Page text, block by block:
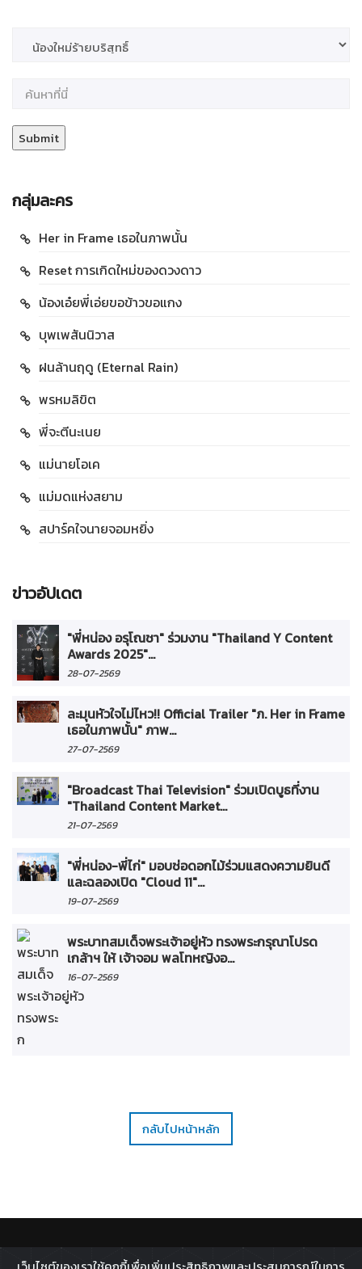
กลุ่มละคร
Her in Frame เธอในภาพนั้น
Reset การเกิดใหม่ของดวงดาว
น้องเอ๋ยพี่เอ่ยขอข้าวขอแกง
บุพเพสันนิวาส
ฝนล้านฤดู (Eternal Rain)
พรหมลิขิต
พี่จะตีนะเนย
แม่นายโอเค
แม่มดแห่งสยาม
สปาร์คใจนายจอมหยิ่ง
ข่าวอัปเดต
"พี่หน่อง อรุโณชา" ร่วมงาน "Thailand Y Content
Awards 2025"...
28-07-2569
ละมุนหัวใจไม่ไหว!! Official Trailer "ภ. Her in Frame
เธอในภาพนั้น" ภาพ...
27-07-2569
"Broadcast Thai Television" ร่วมเปิดบูธที่งาน
"Thailand Content Market...
21-07-2569
"พี่หน่อง-พี่ไก่" มอบช่อดอกไม้ร่วมแสดงความยินดี
และฉลองเปิด "Cloud 11"...
19-07-2569
พระบาทสมเด็จพระเจ้าอยู่หัว ทรงพระกรุณาโปรด
เกล้าฯ ให้ เจ้าจอม พลโทหญิงอ...
16-07-2569
กลับไปหน้าหลัก